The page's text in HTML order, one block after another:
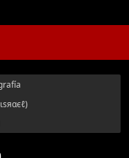
ιѕяαєℓ)